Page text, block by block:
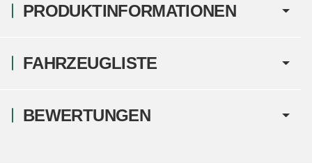
PRODUKTINFORMATIONEN
FAHRZEUGLISTE
BEWERTUNGEN